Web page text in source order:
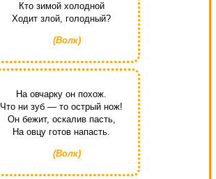
Кто зимой холодной
Ходит злой, голодный?
(Волк)
На овчарку он похож.
Что ни зуб — то острый нож!
Он бежит, оскалив пасть,
На овцу готов напасть.
(Волк)